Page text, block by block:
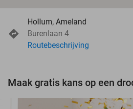
Hollum, Ameland
Burenlaan 4
Routebeschrijving